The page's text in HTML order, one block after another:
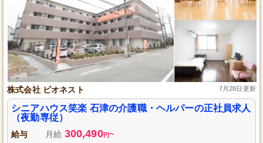
株式会社 ビオネスト 7月28日更新
シニアハウス笑楽 石津の介護職・ヘルパーの正社員求人
（夜勤専従）
給与 月給 300,490円~